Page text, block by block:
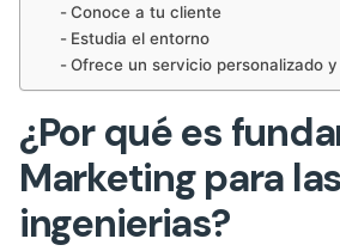
Conoce a tu cliente
Estudia el entorno
Ofrece un servicio personalizado
¿Por qué es
Marketing para las
ingenierias?